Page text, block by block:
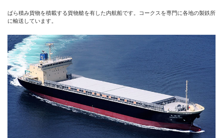
ばら積み貨物を積載する貨物艙を有した内航船です。コークスを専門に各地の製鉄所
に輸送しています。